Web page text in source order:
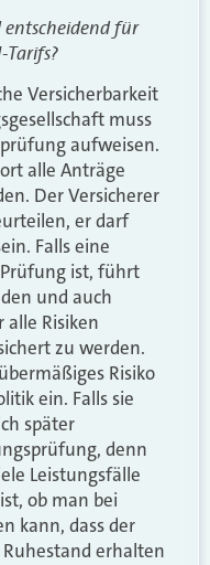
für
Tarifs?
Versicherbarkeit
muss
aufweisen.
alle Anträge
Der Versicherer
er darf
Falls eine
ist, führt
und auch
Risiken
zu werden.
Risiko
ein. Falls sie
später
denn
Leistungsfälle
ob man bei
kann, dass der
erhalten